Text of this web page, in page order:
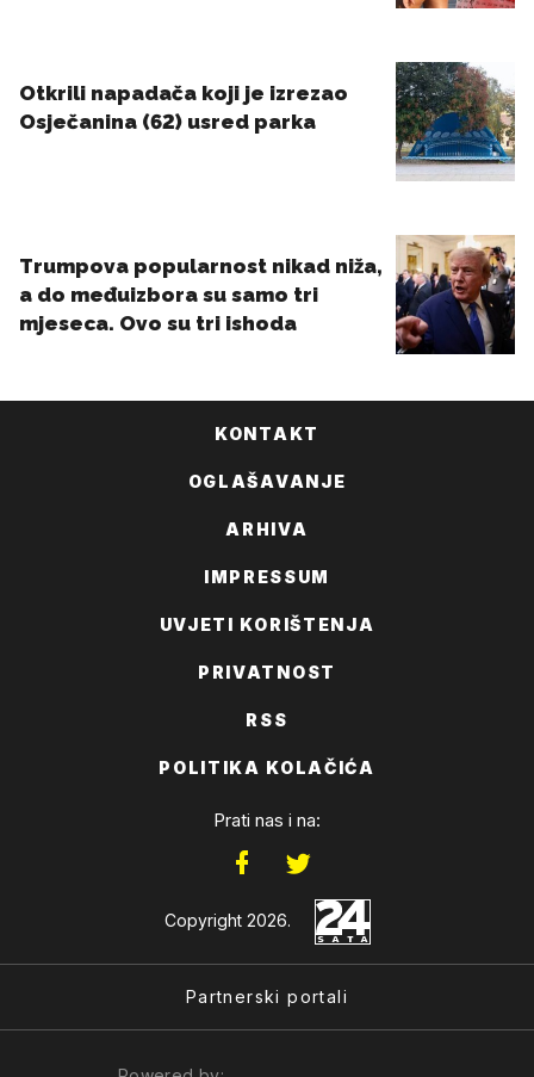
KONTAKT
OGLAŠAVANJE
ARHIVA
IMPRESSUM
UVJETI KORIŠTENJA
PRIVATNOST
RSS
POLITIKA KOLAČIĆA
Prati nas i na:
Copyright 2026.
Partnerski portali